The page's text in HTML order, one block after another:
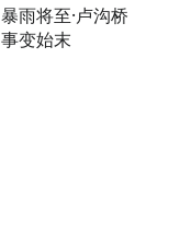
暴雨将至·卢沟桥
事变始末